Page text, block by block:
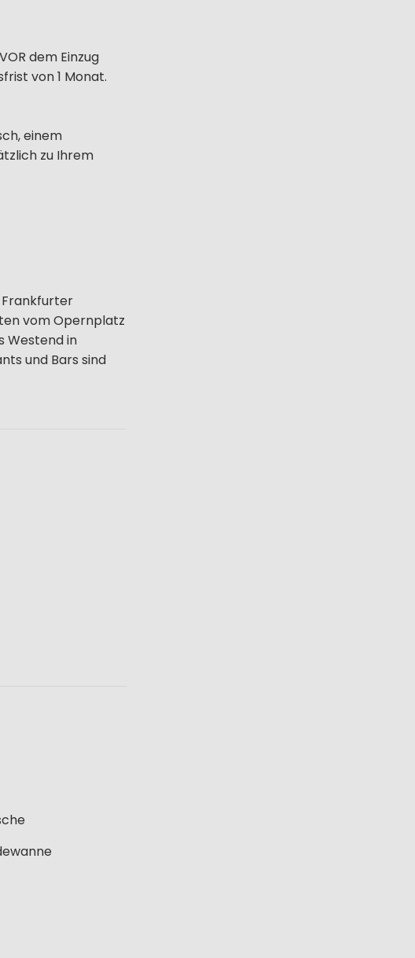
dem Einzug
von 1 Monat.
einem
zu Ihrem
Frankfurter
vom Opernplatz
Westend in
und Bars sind